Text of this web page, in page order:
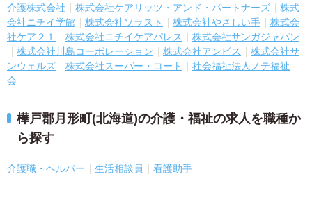
介護株式会社
株式会社ケアリッツ・アンド・パートナーズ
株式
会社ニチイ学館
株式会社ソラスト 株式会社やさしい手
株式会
社ケア２１
株式会社ニチイケアパレス
株式会社サンガジャパン
株式会社川島コーポレーション
株式会社アンビス
株式会社サ
ンウェルズ
株式会社スーパー・コート
社会福祉法人ノテ福祉
会
樺戸郡月形町(北海道)の介護・福祉の求人を職種か
ら探す
介護職・ヘルパー 生活相談員 看護助手